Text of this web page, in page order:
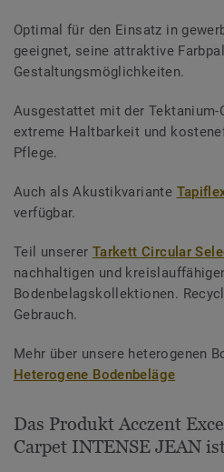
Optimal für den Einsatz in
geeignet, seine attraktive
Gestaltungsmöglichkeiten.
Ausgestattet mit der Tektanium-
extreme Haltbarkeit und
Pflege.
Auch als Akustikvariante
verfügbar.
Teil unserer Tarkett Circular
nachhaltigen und
Bodenbelagskollektionen.
Gebrauch.
Mehr über unsere heterogenen
Heterogene Bodenbeläge
Das Produkt Acczent
Carpet INTENSE JEAN